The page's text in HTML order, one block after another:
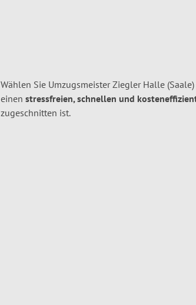
Wählen Sie Umzugsmeister Ziegler Halle
einen stressfreien, schnellen und
zugeschnitten ist.